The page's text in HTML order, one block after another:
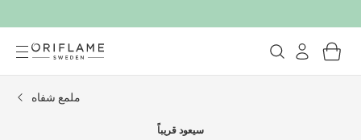
ملمع شفاه
سيعود قريباً